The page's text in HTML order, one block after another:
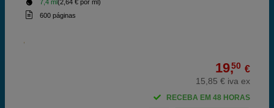
7,4 ml(2,64 € por ml)
600 páginas
19,50 €
15,85 € iva ex
RECEBA EM 48 HORAS